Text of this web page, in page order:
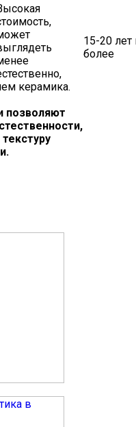
керамика.
15-20 лет
более
позволяют